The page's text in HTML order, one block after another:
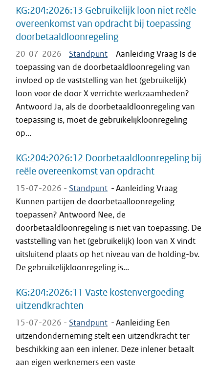
KG:204:2026:13 Gebruikelijk loon niet reële
overeenkomst van opdracht bij toepassing
doorbetaaldloonregeling
20-07-2026 - Standpunt -Aanleiding Vraag Is de
toepassing van de doorbetaaldloonregeling van
invloed op de vaststelling van het (gebruikelijk)
loon voor de door X verrichte werkzaamheden?
Antwoord Ja, als de doorbetaaldloonregeling van
toepassing is, moet de gebruikelijkloonregeling
op...
KG:204:2026:12 Doorbetaaldloonregeling bij
reële overeenkomst van opdracht
15-07-2026 - Standpunt -Aanleiding Vraag
Kunnen partijen de doorbetaalloonregeling
toepassen? Antwoord Nee, de
doorbetaaldloonregeling is niet van toepassing. De
vaststelling van het (gebruikelijk) loon van X vindt
uitsluitend plaats op het niveau van de holding-bv.
De gebruikelijkloonregeling is...
KG:204:2026:11 Vaste kostenvergoeding
uitzendkrachten
15-07-2026 - Standpunt -Aanleiding Een
uitzendonderneming stelt een uitzendkracht ter
beschikking aan een inlener. Deze inlener betaalt
aan eigen werknemers een vaste